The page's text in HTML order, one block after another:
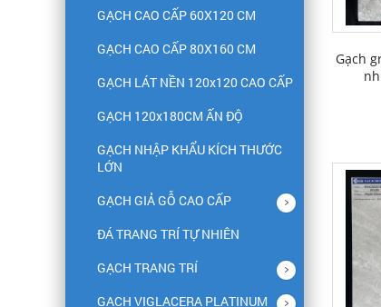
Gạch
GẠCH CAO CẤP 60X120 CM
GẠCH CAO CẤP 80X160 CM
GẠCH LÁT NỀN 120x120 CAO CẤP
GẠCH 120x180CM ẤN ĐỘ
GẠCH NHẬP KHẨU KÍCH THƯỚC
LỚN
GẠCH GIẢ GỖ CAO CẤP
ĐÁ TRANG TRÍ TỰ NHIÊN
GẠCH TRANG TRÍ
GẠCH VIGLACERA PLATINUM